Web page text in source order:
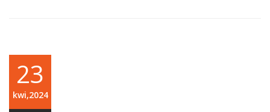
23
kwi,2024